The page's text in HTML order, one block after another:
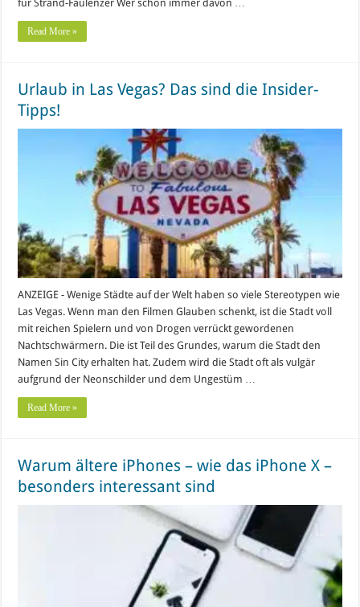
für Strand-Faulenzer Wer schon immer davon …
Read More »
Urlaub in Las Vegas? Das sind die Insider-
Tipps!
ANZEIGE - Wenige Städte auf der Welt haben so viele Stereotypen wie
Las Vegas. Wenn man den Filmen Glauben schenkt, ist die Stadt voll
mit reichen Spielern und von Drogen verrückt gewordenen
Nachtschwärmern. Die ist Teil des Grundes, warum die Stadt den
Namen Sin City erhalten hat. Zudem wird die Stadt oft als vulgär
aufgrund der Neonschilder und dem Ungestüm …
Read More »
Warum ältere iPhones – wie das iPhone X –
besonders interessant sind